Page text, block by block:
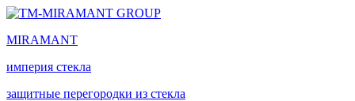
MIRAMANT
империя стекла
защитные перегородки из стекла